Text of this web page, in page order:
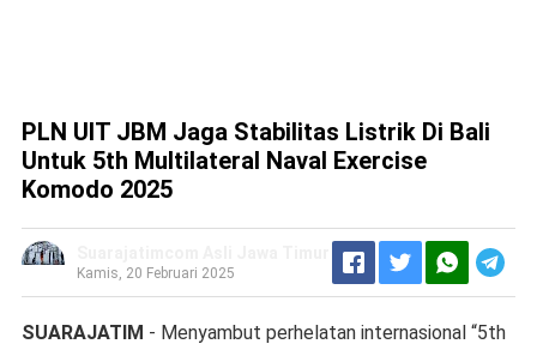
PLN UIT JBM Jaga Stabilitas Listrik Di Bali
Untuk 5th Multilateral Naval Exercise
Komodo 2025
Kamis, 20 Februari 2025
SUARAJATIM - Menyambut perhelatan internasional “5th